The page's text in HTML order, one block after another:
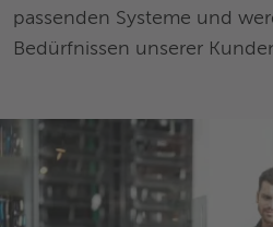
passenden Systeme und
Bedürfnissen unserer